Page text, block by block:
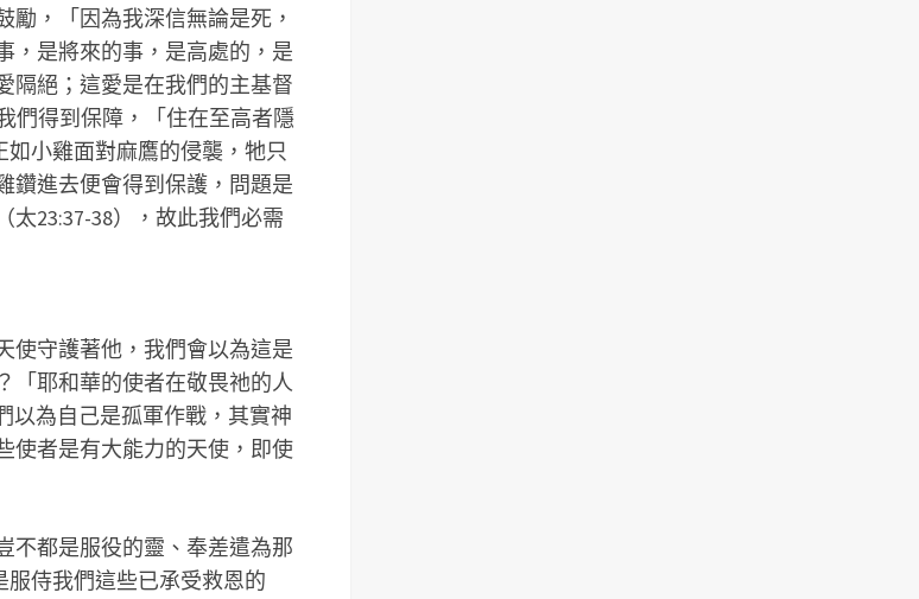
，「因為我深信無論是死，
，是將來的事，是高處的，是
隔絕；這愛是在我們的主基督
們得到保障，「住在至高者隱
小雞面對麻鷹的侵襲，牠只
鑽進去便會得到保護，問題是
23:37-38），故此我們必需
使守護著他，我們會以為這是
「耶和華的使者在敬畏祂的人
以為自己是孤軍作戰，其實神
使者是有大能力的天使，即使
不都是服役的靈、奉差遣為那
侍我們這些已承受救恩的